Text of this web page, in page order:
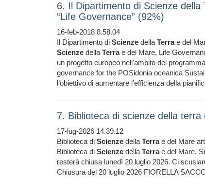
6. Il Dipartimento di Scienze
“Life Governance” (92%)
16-feb-2018 8.58.04
Il Dipartimento di Scienze della Terrae del
Scienze della Terrae del Mare, Life
un progetto europeo nell'ambito del
governance for the POSidonia oceanica
l’obiettivo di aumentare l’efficienza della
7. Biblioteca di scienze della
17-lug-2026 14.39.12
Biblioteca di Scienze della Terrae del Mare
Biblioteca di Scienze della Terrae del Mare,
resterà chiusa lunedì 20 luglio 2026. Ci
Chiusura del 20 luglio 2026 FIORELLA